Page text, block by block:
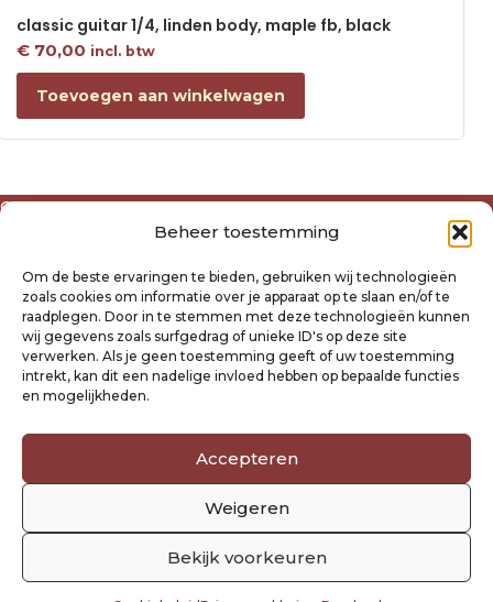
Beheer toestemming
Om de beste ervaringen te bieden, gebruiken wij technologieën
zoals cookies om informatie over je apparaat op te slaan en/of te
raadplegen. Door in te stemmen met deze technologieën kunnen
wij gegevens zoals surfgedrag of unieke ID's op deze site
verwerken. Als je geen toestemming geeft of uw toestemming
intrekt, kan dit een nadelige invloed hebben op bepaalde functies
en mogelijkheden.
Accepteren
Weigeren
Bekijk voorkeuren
classic guitar 1/4, linden body, maple fb, black
€70,00 incl. btw
Toevoegen aan winkelwagen
Over ons
Algemene voorwaarden
Privacyverklaring Raysland
Cookiebeleid
Mijn account
Klantenservice
Verzending- en retourbeleid
Volg ons